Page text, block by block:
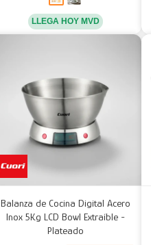
LLEGA HOY MVD
Balanza de Cocina Digital Acero
Inox 5Kg LCD Bowl Extraíble -
Plateado